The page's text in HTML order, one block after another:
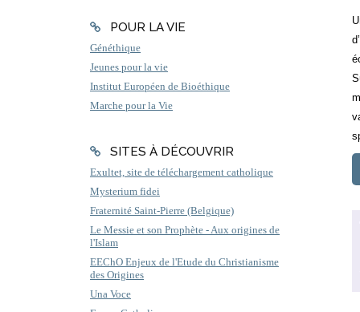
POUR LA VIE
Généthique
Jeunes pour la vie
Institut Européen de Bioéthique
Marche pour la Vie
SITES À DÉCOUVRIR
Exultet, site de téléchargement catholique
Mysterium fidei
Fraternité Saint-Pierre (Belgique)
Le Messie et son Prophète - Aux origines de
l'Islam
EEChO Enjeux de l'Etude du Christianisme
des Origines
Una Voce